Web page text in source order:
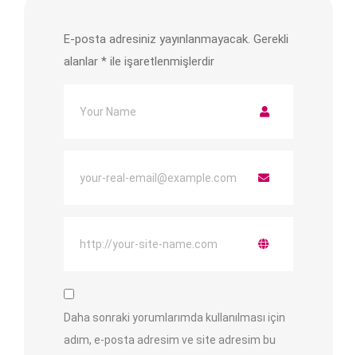
E-posta adresiniz yayınlanmayacak. Gerekli
alanlar * ile işaretlenmişlerdir
Daha sonraki yorumlarımda kullanılması için
adım, e-posta adresim ve site adresim bu